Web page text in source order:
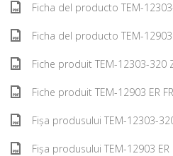
Ficha del producto TEM-
Ficha del producto TEM-12903
Fiche produit TEM-12303-320
Fiche produit TEM-12903 ER
Fișa produsului TEM-12303-
Fișa produsului TEM-12903 ER